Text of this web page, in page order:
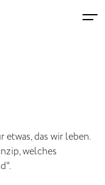
Kontakt
das wir leben.
welches